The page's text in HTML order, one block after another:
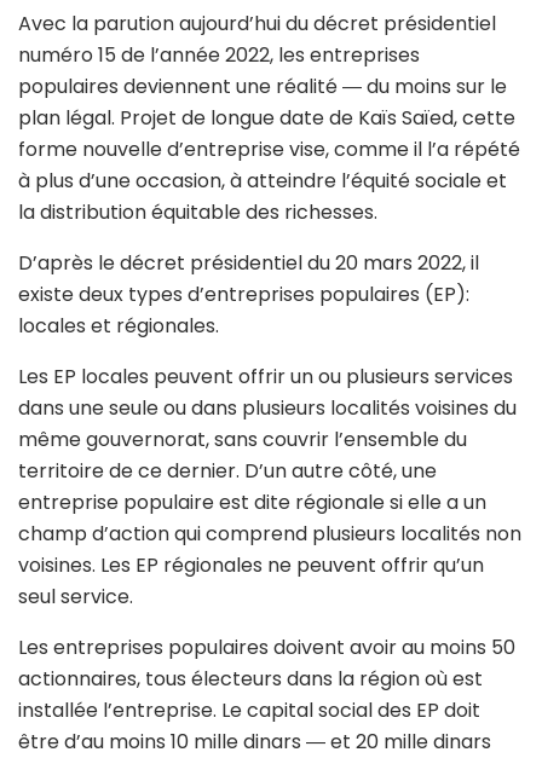
Avec la parution aujourd’hui du décret présidentiel
numéro 15 de l’année 2022, les entreprises
populaires deviennent une réalité ― du moins sur le
plan légal. Projet de longue date de Kaïs Saïed, cette
forme nouvelle d’entreprise vise, comme il l’a répété
à plus d’une occasion, à atteindre l’équité sociale et
la distribution équitable des richesses.
D’après le décret présidentiel du 20 mars 2022, il
existe deux types d’entreprises populaires (EP):
locales et régionales.
Les EP locales peuvent offrir un ou plusieurs services
dans une seule ou dans plusieurs localités voisines du
même gouvernorat, sans couvrir l’ensemble du
territoire de ce dernier. D’un autre côté, une
entreprise populaire est dite régionale si elle a un
champ d’action qui comprend plusieurs localités non
voisines. Les EP régionales ne peuvent offrir qu’un
seul service.
Les entreprises populaires doivent avoir au moins 50
actionnaires, tous électeurs dans la région où est
installée l’entreprise. Le capital social des EP doit
être d’au moins 10 mille dinars ― et 20 mille dinars